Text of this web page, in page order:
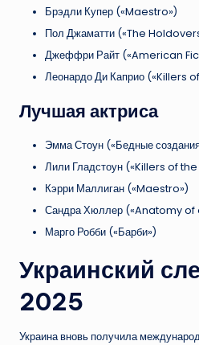
Брэдли Купер («Maestro»)
Пол Джаматти («The
Джеффри Райт («American
Леонардо Ди Каприо («Killers
Лучшая актриса
Эмма Стоун («Бедные
Лили Гладстоун («Killers of
Кэрри Маллиган («Maestro»)
Сандра Хюллер («Anatomy of
Марго Робби («Барби»)
Украинский
2025
Украина вновь получила